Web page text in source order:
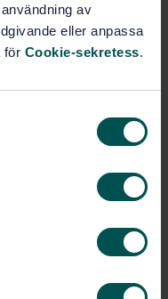
av
eller anpassa
för Cookie-sekretess.
för